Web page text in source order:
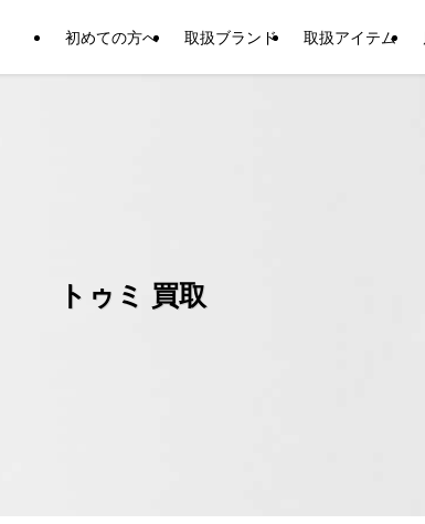
初めての方へ 取扱ブランド 取扱アイテム
トゥミ 買取